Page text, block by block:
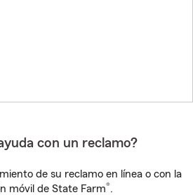
con un reclamo?
de su reclamo en línea o con la
móvil de State Farm®.